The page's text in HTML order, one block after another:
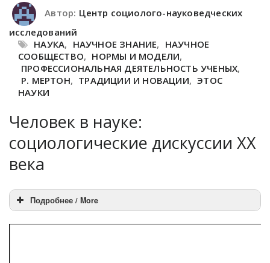
Автор: Центр социолого-науковедческих
исследований
НАУКА, НАУЧНОЕ ЗНАНИЕ, НАУЧНОЕ
СООБЩЕСТВО, НОРМЫ И МОДЕЛИ,
ПРОФЕССИОНАЛЬНАЯ ДЕЯТЕЛЬНОСТЬ УЧЕНЫХ,
Р. МЕРТОН, ТРАДИЦИИ И НОВАЦИИ, ЭТОС
НАУКИ
Человек в науке:
социологические дискуссии XX
века
Подробнее / More